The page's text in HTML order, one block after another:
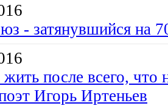
- затянувшийся на
после всего, что
Игорь Иртеньев